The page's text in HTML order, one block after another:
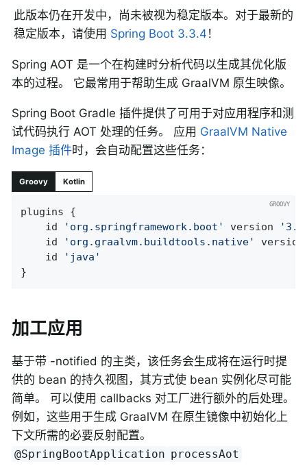
此版本仍在开发中，尚未被视为稳定版本。对于最新的
稳定版本，请使用 Spring Boot 3.3.4 ！
Spring AOT 是一个在构建时分析代码以生成其优化版
本的过程。 它最常用于帮助生成 GraalVM 原生映像。
Spring Boot Gradle 插件提供了可用于对应用程序和测
试代码执行 AOT 处理的任务。 应用 GraalVM Native
Image 插件时，会自动配置这些任务：
Groovy Kotlin
plugins {
	id
'org.springframework.boot' version
	id
'org.graalvm.buildtools.native'
	id
'java'
}
加工应用
基于带 -notified 的主类，该任务会生成将在运行时提
供的 bean 的持久视图，其方式使 bean 实例化尽可能
简单。 可以使用 callbacks 对工厂进行额外的后处理。
例如，这些用于生成 GraalVM 在原生镜像中初始化上
下文所需的必要反射配置。
@SpringBootApplication processAot